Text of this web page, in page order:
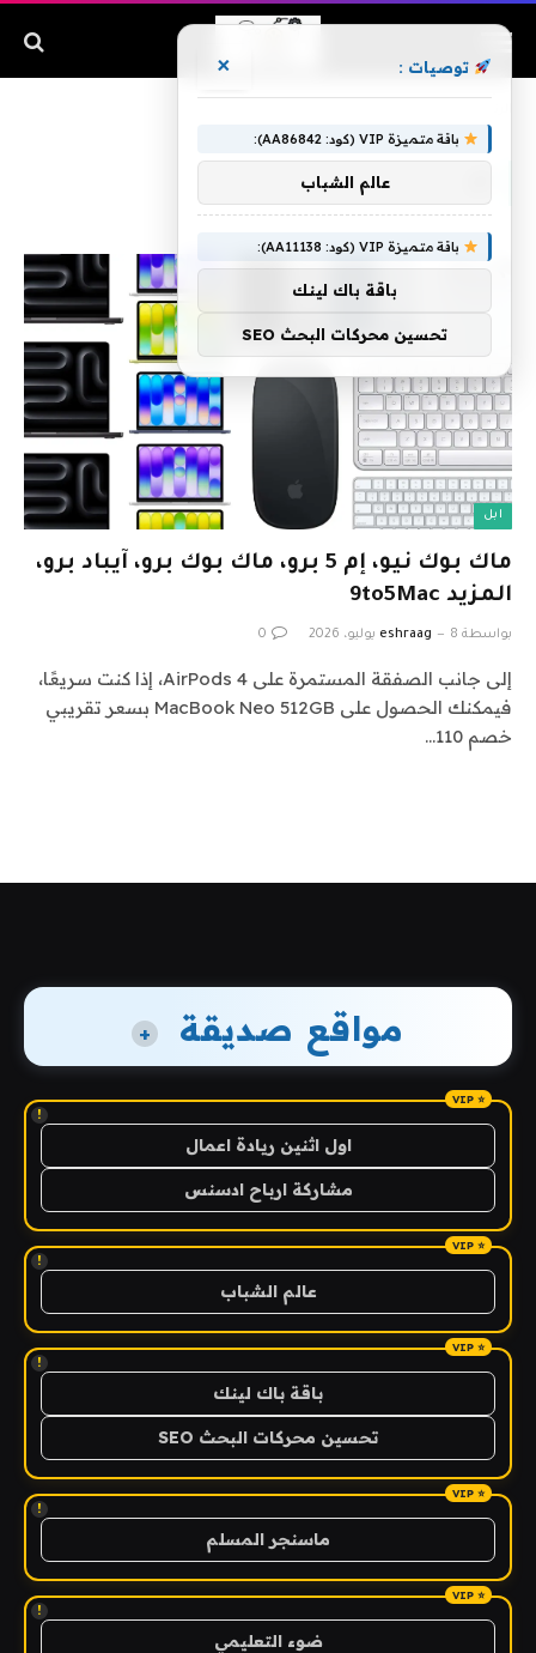
ابل
ماك بوك نيو، إم 5 برو، ماك بوك برو، آيباد برو،
المزيد 9to5Mac
بواسطة eshraag 8 يوليو، 2026 0
إلى جانب الصفقة المستمرة على AirPods 4، إذا كنت سريعًا،
فيمكنك الحصول على MacBook Neo 512GB بسعر تقريبي
خصم 110…
مواقع صديقة +
!
اول اثنين ريادة اعمال
مشاركة ارباح ادسنس
!
عالم الشباب
!
باقة باك لينك
تحسين محركات البحث SEO
!
ماسنجر المسلم
!
ضوء التعليمي
توصيات : ×
باقة متميزة VIP (كود: AA86842):
عالم الشباب
باقة متميزة VIP (كود: AA11138):
باقة باك لينك
تحسين محركات البحث SEO